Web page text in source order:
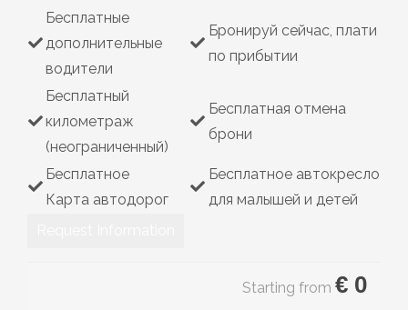
Бесплатные
дополнительные
водители
Бронируй сейчас, плати
по прибытии
Бесплатный
километраж
(неограниченный)
Бесплатная отмена
брони
Бесплатное
Карта автодорог
Бесплатное автокресло
для малышей и детей
Starting from € 0